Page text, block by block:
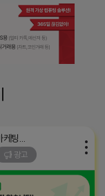
광고